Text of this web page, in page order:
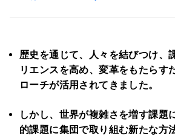
歴史を通じて、人々を結びつけ、
リエンスを高め、変革をもたらす
ローチが活用されてきました。
しかし、世界が複雑さを増す課題
的課題に集団で取り組む新たな方